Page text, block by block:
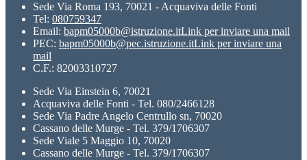
Sede Via Roma 193, 70021 - Acquaviva delle Fonti
Tel: 080759347
Email: bapm05000b@istruzione.itLink per inviare una mail
PEC: bapm05000b@pec.istruzione.itLink per inviare una
mail
C.F.: 82003310727
Sede Via Einstein 6, 70021
Acquaviva delle Fonti - Tel. 080/2466128
Sede Via Padre Angelo Centrullo sn, 70020
Cassano delle Murge - Tel. 379/1706307
Sede Viale 5 Maggio 10, 70020
Cassano delle Murge - Tel. 379/1706307